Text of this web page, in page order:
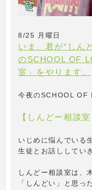
8/25 月曜日
いま、君が“しん
のSCHOOL OF
室」をやります。
今夜のSCHOOL OF
【しんどー相談室
いじめに悩んでいる
生徒とお話ししてい
しんどー相談室は、
「しんどい」と思っ